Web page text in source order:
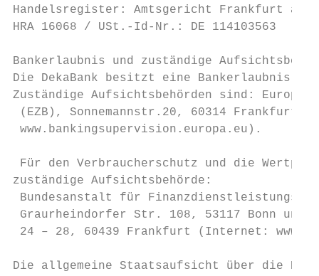
Handelsregister: Amtsgericht Frankfurt
HRA 16068 / USt.-Id-Nr.: DE
Bankerlaubnis und zuständige
Die DekaBank besitzt eine Bankerlaubnis
­Zuständige Aufsichtsbehörden sind:
(EZB), Sonnemannstr.20, 60314 Frankfurt
Für den Verbraucherschutz und die
­zu­ständige Aufsichtsbehörde:
Bundesanstalt für
Graurheindorfer Str. 108, 53117 Bonn
24 – 28, 60439 Frankfurt (Internet:
Die allgemeine Staatsaufsicht über die